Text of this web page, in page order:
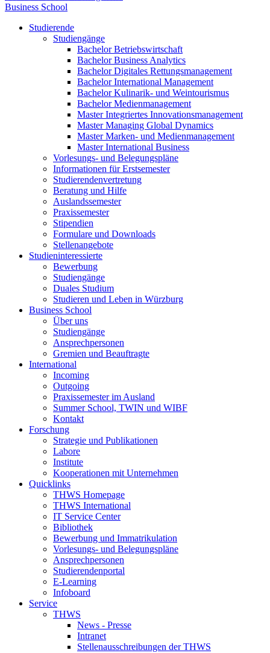
Business School
Studierende
Studiengänge
Bachelor Betriebswirtschaft
Bachelor Business Analytics
Bachelor Digitales Rettungsmanagement
Bachelor International Management
Bachelor Kulinarik- und Weintourismus
Bachelor Medienmanagement
Master Integriertes Innovationsmanagement
Master Managing Global Dynamics
Master Marken- und Medienmanagement
Master International Business
Vorlesungs- und Belegungspläne
Informationen für Erstsemester
Studierendenvertretung
Beratung und Hilfe
Auslandssemester
Praxissemester
Stipendien
Formulare und Downloads
Stellenangebote
Studieninteressierte
Bewerbung
Studiengänge
Duales Studium
Studieren und Leben in Würzburg
Business School
Über uns
Studiengänge
Ansprechpersonen
Gremien und Beauftragte
International
Incoming
Outgoing
Praxissemester im Ausland
Summer School, TWIN und WIBF
Kontakt
Forschung
Strategie und Publikationen
Labore
Institute
Kooperationen mit Unternehmen
Quicklinks
THWS Homepage
THWS International
IT Service Center
Bibliothek
Bewerbung und Immatrikulation
Vorlesungs- und Belegungspläne
Ansprechpersonen
Studierendenportal
E-Learning
Infoboard
Service
THWS
News - Presse
Intranet
Stellenausschreibungen der THWS